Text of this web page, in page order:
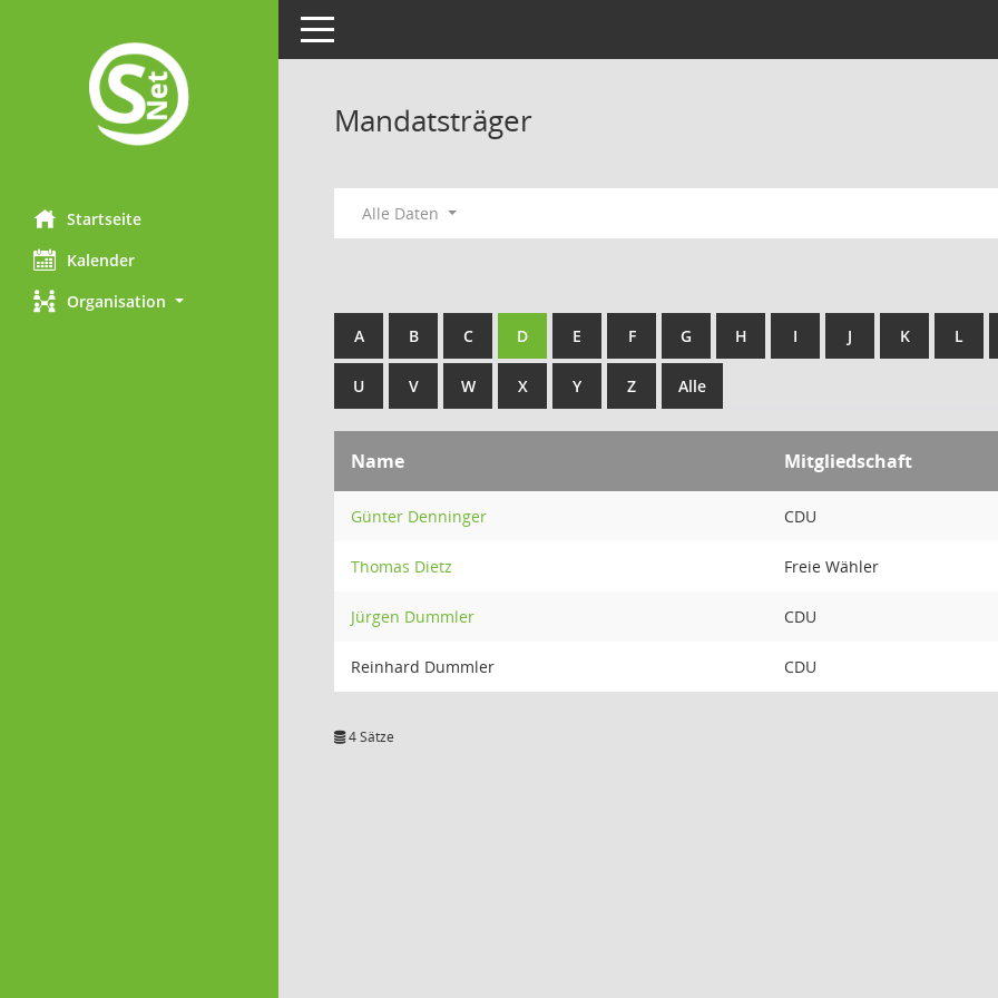
Startseite
Kalender
Organisation
Toggle navigation
Mandatsträger
Alle Daten
A B C D E F G H I J K L
U V W X Y Z Alle
Name Mitgliedschaft
Günter Denninger CDU
Thomas Dietz Freie Wähler
Jürgen Dummler CDU
Reinhard Dummler CDU
4 Sätze